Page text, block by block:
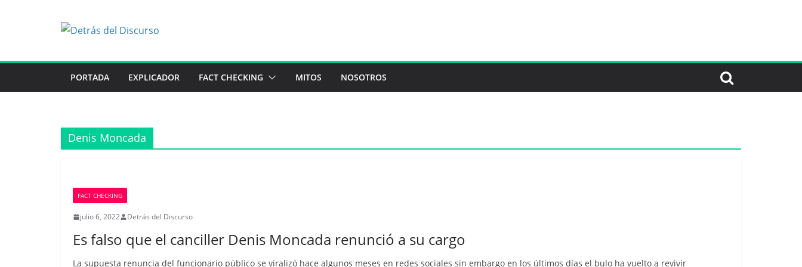
PORTADA EXPLICADOR FACT CHECKING MITOS NOSOTROS
Denis Moncada
FACT CHECKING
julio 6, 2022 Detrás del Discurso
Es falso que el canciller Denis Moncada renunció a su cargo
La supuesta renuncia del funcionario público se viralizó hace algunos meses en redes sociales sin embargo en los últimos días el bulo ha vuelto a revivir